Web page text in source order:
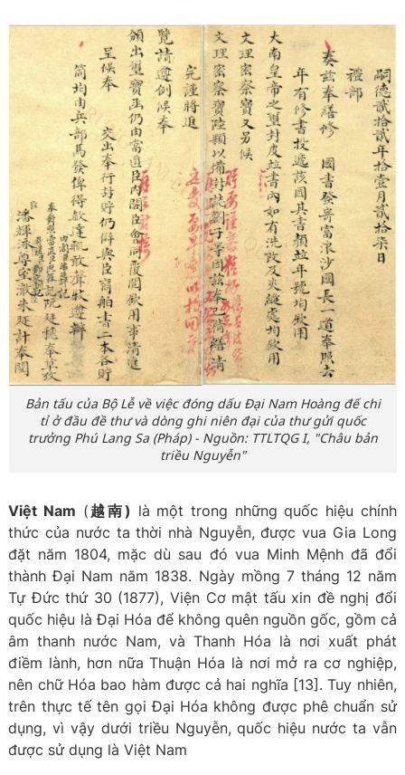
Bản tấu của Bộ Lễ về việc đóng dấu Đại Nam Hoàng đế chi
tỉ ở đầu đề thư và dòng ghi niên đại của thư gửi quốc
trưởng Phú Lang Sa (Pháp) - Nguồn: TTLTQG I, "Châu bản
triều Nguyễn"
Việt Nam ( 越南) là một trong những quốc hiệu chính
thức của nước ta thời nhà Nguyễn, được vua Gia Long
đặt năm 1804, mặc dù sau đó vua Minh Mệnh đã đổi
thành Đại Nam năm 1838. Ngày mồng 7 tháng 12 năm
Tự Đức thứ 30 (1877), Viện Cơ mật tấu xin đề nghị đổi
quốc hiệu là Đại Hóa để không quên nguồn gốc, gồm cả
âm thanh nước Nam, và Thanh Hóa là nơi xuất phát
điềm lành, hơn nữa Thuận Hóa là nơi mở ra cơ nghiệp,
nên chữ Hóa bao hàm được cả hai nghĩa [13]. Tuy nhiên,
trên thực tế tên gọi Đại Hóa không được phê chuẩn sử
dụng, vì vậy dưới triều Nguyễn, quốc hiệu nước ta vẫn
được sử dụng là Việt Nam